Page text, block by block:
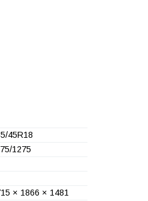
45R18
1275
× 1866 × 1481